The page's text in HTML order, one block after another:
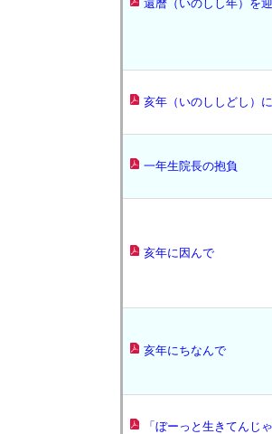
還暦（いのしし年）を
亥年（いのししどし）
一年生院長の抱負
亥年に因んで
亥年にちなんで
「ぼーっと生きてんじ